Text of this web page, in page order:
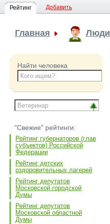
Рейтинг Добавить
Главная Люди
Найти человека
"Свежие" рейтинги:
Рейтинг губернаторов (глав
субъектов) Российской
Федерации
Рейтинг детских
оздоровительных лагерей
Рейтинг депутатов
Московской городской
Думы
Рейтинг депутатов
Московской областной
Думы